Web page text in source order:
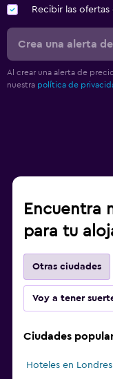
Recibir las
Crea una alerta
Al crear una alerta de
nuestra política de
Encuentra
para tu
Otras ciudades
Voy a tener
Ciudades
Hoteles en Londres